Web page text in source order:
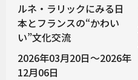
ルネ・ラリックにみる日
本とフランスの“かわい
い”文化交流
2026年03月20日～2026年
12月06日